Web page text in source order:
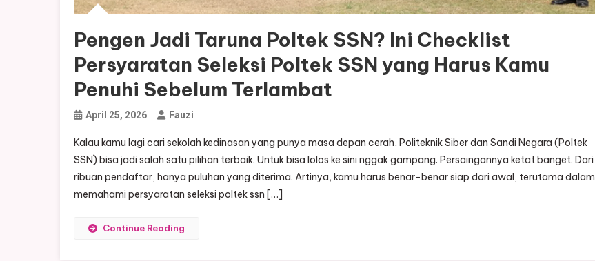
Pengen Jadi Taruna Poltek SSN? Ini Checklist
Persyaratan Seleksi Poltek SSN yang Harus Kamu
Penuhi Sebelum Terlambat
April 25, 2026 Fauzi
Kalau kamu lagi cari sekolah kedinasan yang punya masa depan cerah, Politeknik Siber dan Sandi Negara (Poltek
SSN) bisa jadi salah satu pilihan terbaik. Untuk bisa lolos ke sini nggak gampang. Persaingannya ketat banget. Dari
ribuan pendaftar, hanya puluhan yang diterima. Artinya, kamu harus benar-benar siap dari awal, terutama dalam
memahami persyaratan seleksi poltek ssn […]
Continue Reading